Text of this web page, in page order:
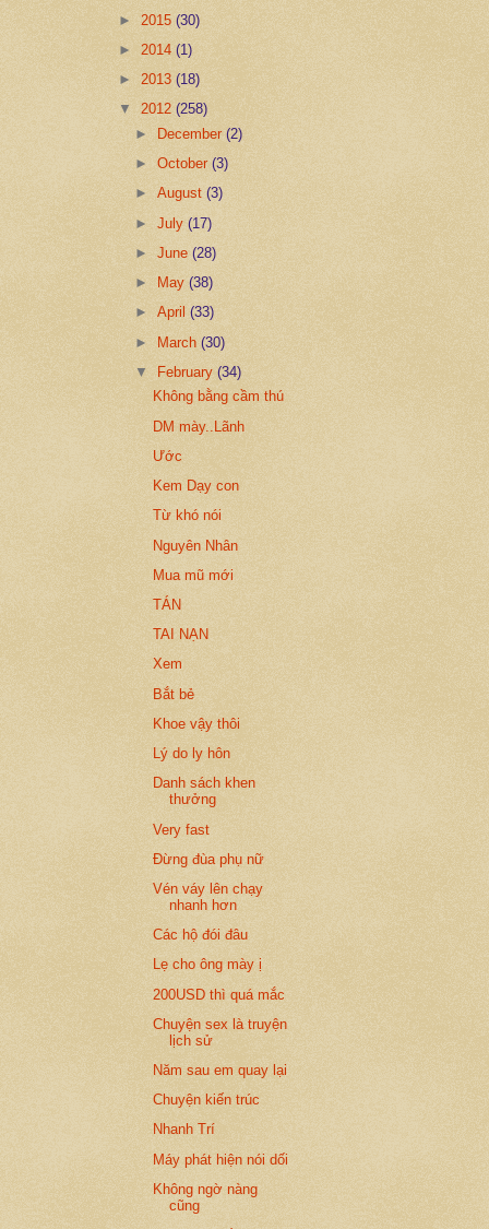
► 2015 (30)
► 2014 (1)
► 2013 (18)
▼ 2012 (258)
►
December(2)
►October(3)
►August(3)
►July(17)
►June(28)
►
May(38)
►April(33)
► March(30)
▼ February(34)
Không bằng cầm thú
DM mày..Lãnh
Ước
Kem Dạy con
Từ khó nói
Nguyên Nhân
Mua mũ mới
TÁN
TAI NẠN
Xem
Bắt bẻ
Khoe vậy thôi
Lý do ly hôn
Danh sách khen
thưởng
Very fast
Đừng đùa phụ nữ
Vén váy lên chạy
nhanh hơn
Các hộ đói đâu
Lẹ cho ông mày ị
200USD thì quá mắc
Chuyện sex là truyện
lịch sử
Năm sau em quay lại
Chuyện kiến trúc
Nhanh Trí
Máy phát hiện nói dối
Không ngờ nàng
cũng